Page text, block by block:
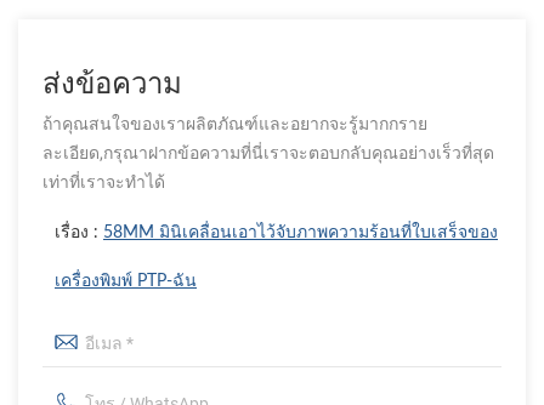
ส่งข้อความ
ถ้าคุณสนใจของเราผลิตภัณฑ์และอยากจะรู้มากกราย
ละเอียด,กรุณาฝากข้อความที่นี่เราจะตอบกลับคุณอย่างเร็วที่สุด
เท่าที่เราจะทำได้
เรื่อง : 58MM มินิเคลื่อนเอาไว้จับภาพความร้อนที่ใบเสร็จของ
เครื่องพิมพ์ PTP-ฉัน